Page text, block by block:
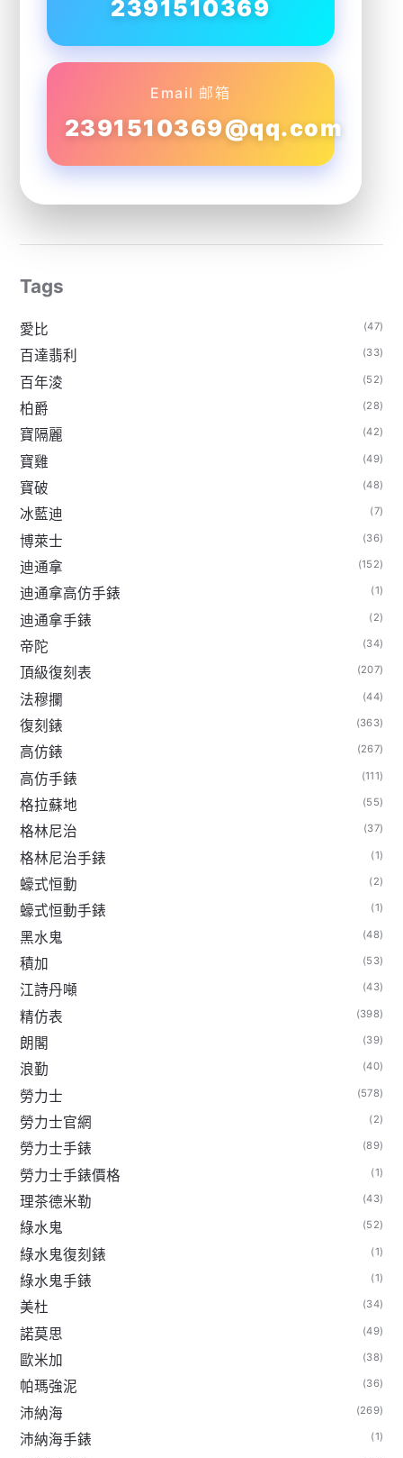
2391510369
Email 邮箱
2391510369@qq.com
Tags
愛比 (47)
百達翡利 (33)
百年淩 (52)
柏爵 (28)
寶隔麗 (42)
寶雞 (49)
寶破 (48)
冰藍迪 (7)
博萊士 (36)
迪通拿 (152)
迪通拿高仿手錶 (1)
迪通拿手錶 (2)
帝陀 (34)
頂級復刻表 (207)
法穆攔 (44)
復刻錶 (363)
高仿錶 (267)
高仿手錶 (111)
格拉蘇地 (55)
格林尼治 (37)
格林尼治手錶 (1)
蠔式恒動 (2)
蠔式恒動手錶 (1)
黑水鬼 (48)
積加 (53)
江詩丹噸 (43)
精仿表 (398)
朗閣 (39)
浪勤 (40)
勞力士 (578)
勞力士官網 (2)
勞力士手錶 (89)
勞力士手錶價格 (1)
理茶德米勒 (43)
綠水鬼 (52)
綠水鬼復刻錶 (1)
綠水鬼手錶 (1)
美杜 (34)
諾莫思 (49)
歐米加 (38)
帕瑪強泥 (36)
沛納海 (269)
沛納海手錶 (1)